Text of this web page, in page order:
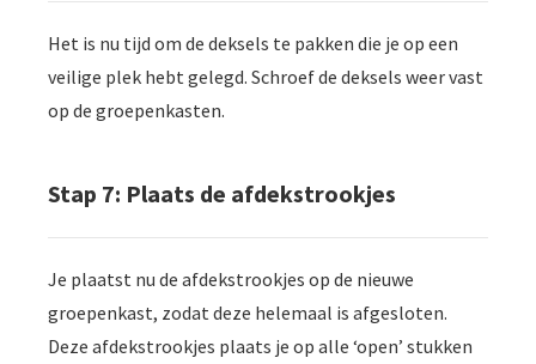
Het is nu tijd om de deksels te pakken die je op een
veilige plek hebt gelegd. Schroef de deksels weer vast
op de groepenkasten.
Stap 7: Plaats de afdekstrookjes
Je plaatst nu de afdekstrookjes op de nieuwe
groepenkast, zodat deze helemaal is afgesloten.
Deze afdekstrookjes plaats je op alle ‘open’ stukken